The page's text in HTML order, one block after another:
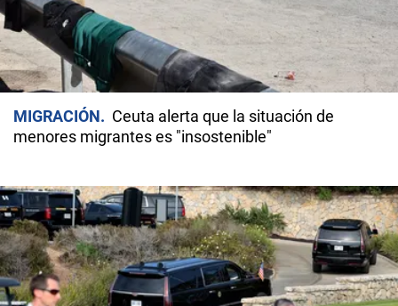
MIGRACIÓN
Ceuta alerta que la situación de
menores migrantes es "insostenible"